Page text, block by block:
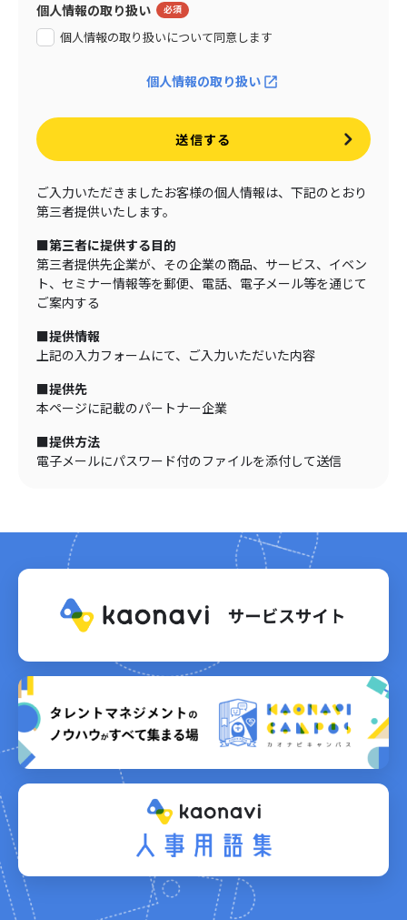
個人情報の取り扱い
個人情報の取り扱いについて同意します
個人情報の取り扱い
送信する
ご入力いただきましたお客様の個人情報は、下記のとおり
第三者提供いたします。
■第三者に提供する目的
第三者提供先企業が、その企業の商品、サービス、イベン
ト、セミナー情報等を郵便、電話、電子メール等を通じて
ご案内する
■提供情報
上記の入力フォームにて、ご入力いただいた内容
■提供先
本ページに記載のパートナー企業
■提供方法
電子メールにパスワード付のファイルを添付して送信